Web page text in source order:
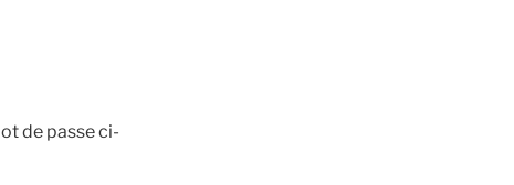
de passe ci-